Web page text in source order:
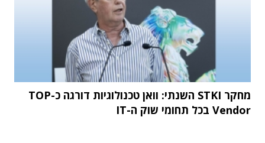
מחקר STKI השנתי: וואן טכנולוגיות דורגה כ-TOP
Vendor בכל תחומי שוק ה-IT